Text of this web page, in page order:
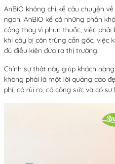
AnBiO không chỉ kể câu chuyện
ngon. AnBiO kể cả những phần
công thay vì phun thuốc, việc
khi cây bị côn trùng cắn gốc, việc
đủ điều kiện đưa ra thị trường.
Chính sự thật này giúp khách
không phải là một lời quảng cáo
phí, có rủi ro, có công sức và có sự